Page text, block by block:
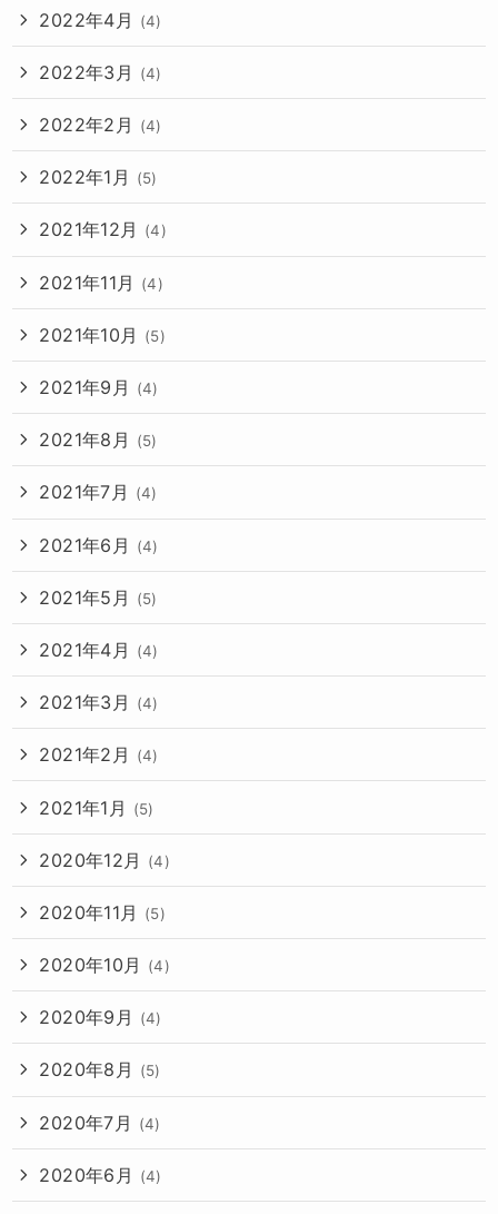
2022年4月 (4)
2022年3月 (4)
2022年2月 (4)
2022年1月 (5)
2021年12月 (4)
2021年11月 (4)
2021年10月 (5)
2021年9月 (4)
2021年8月 (5)
2021年7月 (4)
2021年6月 (4)
2021年5月 (5)
2021年4月 (4)
2021年3月 (4)
2021年2月 (4)
2021年1月 (5)
2020年12月 (4)
2020年11月 (5)
2020年10月 (4)
2020年9月 (4)
2020年8月 (5)
2020年7月 (4)
2020年6月 (4)